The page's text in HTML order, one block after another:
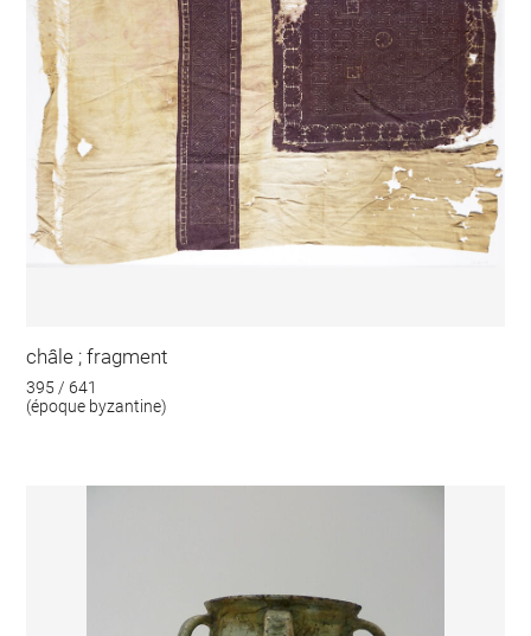
châle ; fragment
395 / 641
(époque byzantine)